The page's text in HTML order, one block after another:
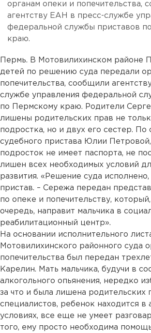
органам опеки и попечительства,
агентству ЕАН в пресс-службе
федеральной службы приставов
краю.
Пермь. В Мотовилихинском районе
детей по решению суда передали
попечительства, сообщили
службе управления федеральной
по Пермскому краю. Родители
лишены родительских прав не
подростка, но и двух его сестер. По
судебного пристава Юлии Петровой,
подросток не имеет паспорта, не
лишен всех необходимых условий
развития. «Решение суда
пристав. – Сережа передан
по опеке и попечительству,
очередь, направит мальчика в
реабилитационный центр».
На основании исполнительного
Мотовилихинского районного суда
попечительства был передан
Карелин. Мать мальчика, будучи в
алкогольного опьянения, нередко
за что и была лишена родительских
специалистов, ребенок находится в
условиях, все еще не умеет
того, ему просто необходима